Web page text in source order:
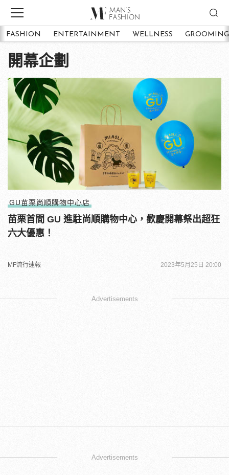
FASHION ENTERTAINMENT WELLNESS GROOMING
開幕企劃
GU苗栗尚順購物中心店
苗栗首間 GU 進駐尚順購物中心，歡慶開幕祭出超狂
六大優惠！
MF流行速報 2023年5月25日 20:00
Advertisements
Advertisements